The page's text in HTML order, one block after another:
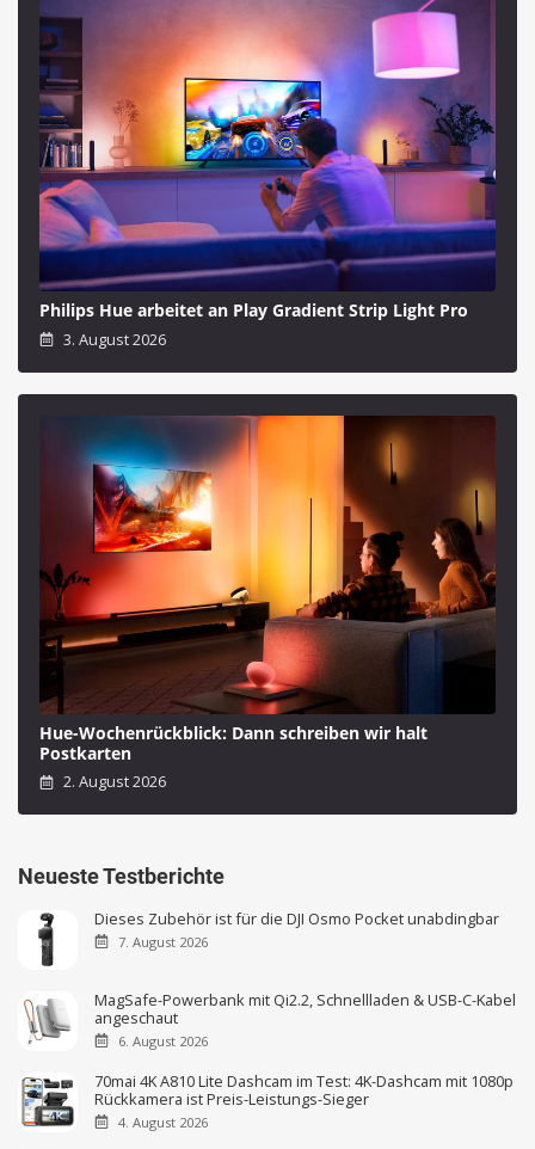
Philips Hue arbeitet an Play Gradient Strip Light Pro
3. August 2026
Hue-Wochenrückblick: Dann schreiben wir halt
Postkarten
2. August 2026
Neueste Testberichte
Dieses Zubehör ist für die DJI Osmo Pocket unabdingbar
7. August 2026
MagSafe-Powerbank mit Qi2.2, Schnellladen & USB-C-Kabel
angeschaut
6. August 2026
70mai 4K A810 Lite Dashcam im Test: 4K-Dashcam mit 1080p
Rückkamera ist Preis-Leistungs-Sieger
4. August 2026